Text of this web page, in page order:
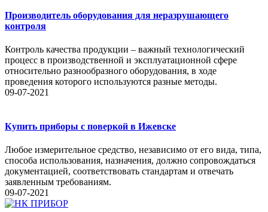
Производитель оборудования для неразрушающего
контроля
Контроль качества продукции – важный технологический
процесс в производственной и эксплуатационной сфере
относительно разнообразного оборудования, в ходе
проведения которого используются разные методы.
09-07-2021
Купить приборы с поверкой в Ижевске
Любое измерительное средство, независимо от его вида, типа,
способа использования, назначения, должно сопровождаться
документацией, соответствовать стандартам и отвечать
заявленным требованиям.
09-07-2021